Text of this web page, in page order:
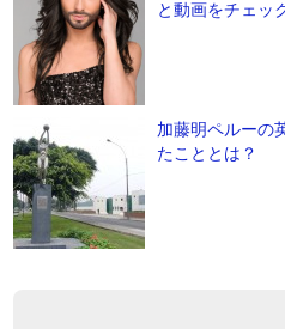
と動画をチェッ
加藤明ペルーの
たこととは？